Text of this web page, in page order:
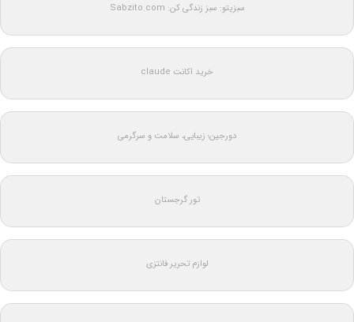
سبزیتو: سبز زندگی کن: Sabzito.com
خرید اکانت claude
دورجین؛ زیبایی، سلامت و سرگرمی
تور گرجستان
لوازم تحریر فانتزی